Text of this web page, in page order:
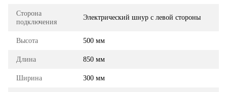
Сторона
подключения
Электрический шнур с левой стороны
Высота 500 мм
Длина 850 мм
Ширина 300 мм